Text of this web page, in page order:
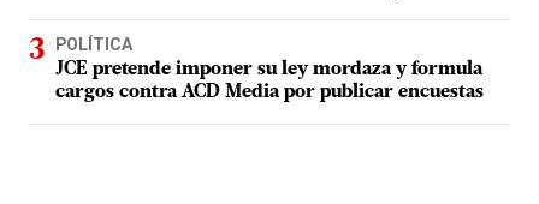
POLÍTICA
JCE pretende imponer su ley mordaza y formula
cargos contra ACD Media por publicar encuestas